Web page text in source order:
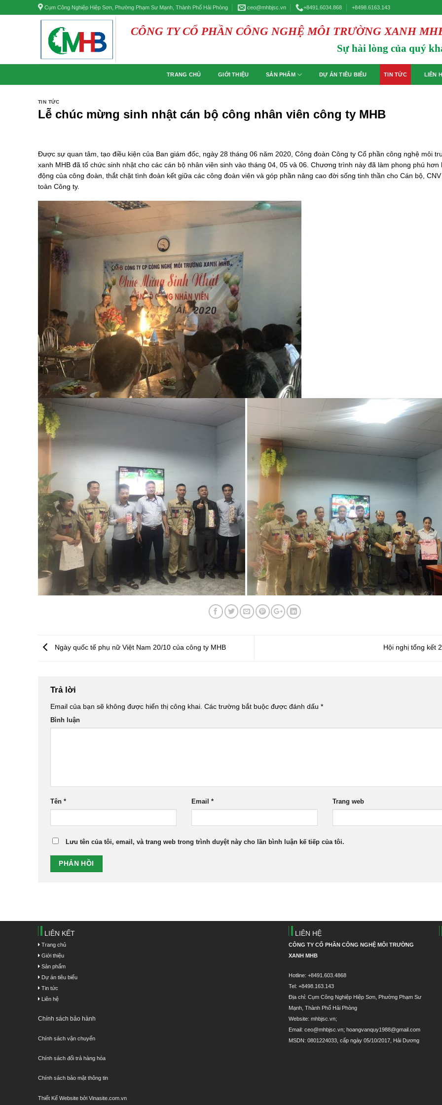
to
Cụm Công Nghiệp Hiệp Sơn, Phường Phạm Sư Mạnh, Thành Phố Hải Phòng ceo@mhbjsc.vn +8491.6034.868 +8498.6163.143
CÔNG TY CỔ PHẦN CÔNG NGHỆ MÔI TRƯỜNG XANH
Sự hài lòng của quý
TRANG CHỦ GIỚI THIỆU SẢN PHẨM DỰ ÁN TIÊU BIỂU TIN TỨC LIÊN
TIN TỨC
Lễ chúc mừng sinh nhật cán bộ công nhân viên công ty MHB
Được sự quan tâm, tạo điều kiện của Ban giám đốc, ngày 28 tháng 06 năm 2020, Công đoàn Công ty Cổ phần công nghệ môi
xanh MHB đã tổ chức sinh nhật cho các cán bộ nhân viên sinh vào tháng 04, 05 và 06. Chương trình này đã làm phong phú hơn
động của công đoàn, thắt chặt tình đoàn kết giữa các công đoàn viên và góp phần nâng cao đời sống tinh thần cho Cán bộ,
toàn Công ty.
Ngày quốc tế phụ nữ Việt Nam 20/10 của công ty MHB Hội nghị tổng kết
Trả lời
Email của bạn sẽ không được hiển thị công khai. Các trường bắt buộc được đánh dấu *
Bình luận
Tên * Email * Trang web
Lưu tên của tôi, email, và trang web trong trình duyệt này cho lần bình luận kế tiếp của tôi.
LIÊN KẾT
Trang chủ
Giới thiệu
Sản phẩm
Dự án tiêu biểu
Tin tức
Liên hệ
Chính sách bảo hành
Chính sách vận chuyển
Chính sách đổi trả hàng hóa
Chính sách bảo mật thông tin
Thiết Kế Website bởi Vinasite.com.vn
LIÊN HỆ
CÔNG TY CỔ PHẦN CÔNG NGHỆ MÔI TRƯỜNG
XANH MHB
Hotline: +8491.603.4868
Tel: +8498.163.143
Địa chỉ: Cụm Công Nghiệp Hiệp Sơn, Phường Phạm Sư
Mạnh, Thành Phố Hải Phòng
Website: mhbjsc.vn;
Email: ceo@mhbjsc.vn; hoangvanquy1988@gmail.com
MSDN: 0801224033, cấp ngày 05/10/2017, Hải Dương